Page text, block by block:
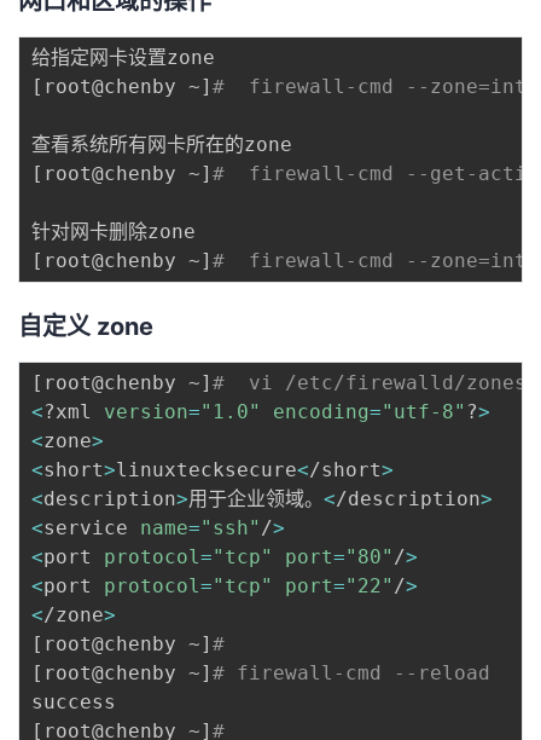
[ root@chenby ~] #  firewall-cmd --
[ root@chenby ~] #  firewall-cmd --get-
[ root@chenby ~] #  firewall-cmd --
自定义 zone
[ root@chenby ~] #  vi /etc/firewalld/zones/
<?xml version="1.0" encoding="utf-8" ?>
<zone>
<short>linuxtecksecure</short>
<description>用于企业领域。 </description>
<service name="ssh" />
<port protocol ="tcp" port="80" />
<port protocol ="tcp" port="22" />
</zone>
[ root@chenby ~] #
[ root@chenby ~] # firewall-cmd --reload
[ root@chenby ~] #